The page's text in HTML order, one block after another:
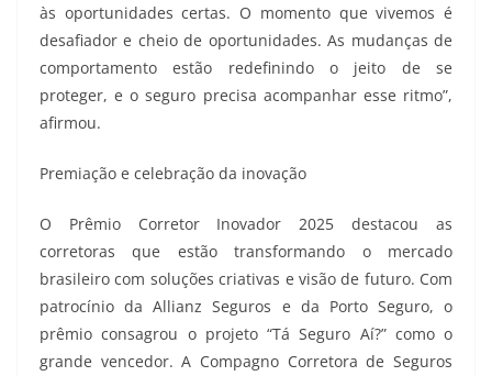
às oportunidades certas. O momento que vivemos é
desafiador e cheio de oportunidades. As mudanças de
comportamento estão redefinindo o jeito de se
proteger, e o seguro precisa acompanhar esse ritmo”,
afirmou.
Premiação e celebração da inovação
O Prêmio Corretor Inovador 2025 destacou as
corretoras que estão transformando o mercado
brasileiro com soluções criativas e visão de futuro. Com
patrocínio da Allianz Seguros e da Porto Seguro, o
prêmio consagrou o projeto “Tá Seguro Aí?” como o
grande vencedor. A Compagno Corretora de Seguros